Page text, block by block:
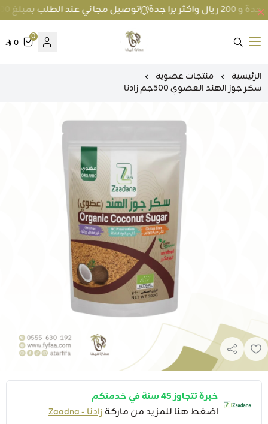
توصيل مجاني عند الطلب بمبلغ 100 ريال واكثر داخل جدة و 200 ريال واكثر برا جدة
متجر عطارة فيفا
0
0
الرئيسية
منتجات عضوية
سكر جوز الهند العضوي 500جم زادنا
خبرة تتجاوز 45 سنة في خدمتكم
اضغط هنا للمزيد من ماركة زادنا - Zaadna